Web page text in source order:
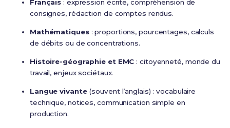
Français : expression écrite, compréhension de
consignes, rédaction de comptes rendus.
Mathématiques: proportions, pourcentages, calculs
de débits ou de concentrations.
Histoire-géographie et EMC : citoyenneté, monde du
travail, enjeux sociétaux.
Langue vivante(souvent l’anglais) : vocabulaire
technique, notices, communication simple en
production.